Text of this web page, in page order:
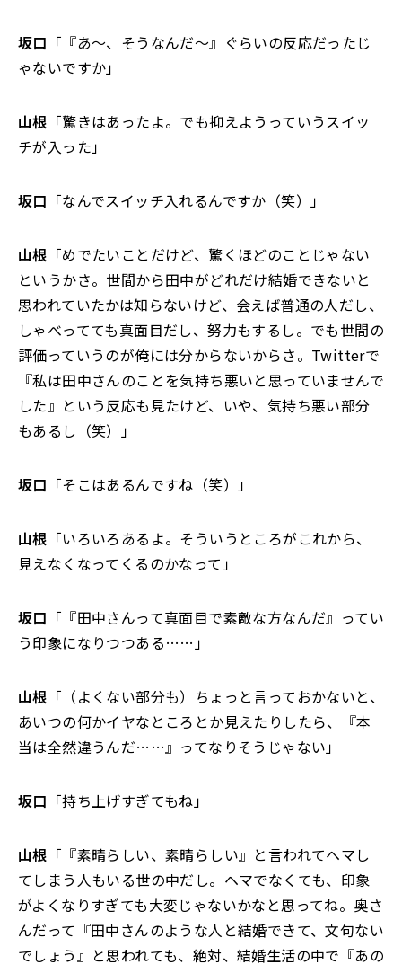
坂口 「『あ～、そうなんだ～』ぐらいの反応だったじ
ゃないですか」
山根 「驚きはあったよ。でも抑えようっていうスイッ
チが入った」
坂口 「なんでスイッチ入れるんですか（笑）」
山根 「めでたいことだけど、驚くほどのことじゃない
というかさ。世間から田中がどれだけ結婚できないと
思われていたかは知らないけど、会えば普通の人だし、
しゃべってても真面目だし、努力もするし。でも世間の
評価っていうのが俺には分からないからさ。Twitterで
『私は田中さんのことを気持ち悪いと思っていませんで
した』という反応も見たけど、いや、気持ち悪い部分
もあるし（笑）」
坂口 「そこはあるんですね（笑）」
山根 「いろいろあるよ。そういうところがこれから、
見えなくなってくるのかなって」
坂口 「『田中さんって真面目で素敵な方なんだ』ってい
う印象になりつつある……」
山根 「（よくない部分も）ちょっと言っておかないと、
あいつの何かイヤなところとか見えたりしたら、『本
当は全然違うんだ……』ってなりそうじゃない」
坂口 「持ち上げすぎてもね」
山根 「『素晴らしい、素晴らしい』と言われてヘマし
てしまう人もいる世の中だし。ヘマでなくても、印象
がよくなりすぎても大変じゃないかなと思ってね。奥さ
んだって『田中さんのような人と結婚できて、文句ない
でしょう』と思われても、絶対、結婚生活の中で『あの